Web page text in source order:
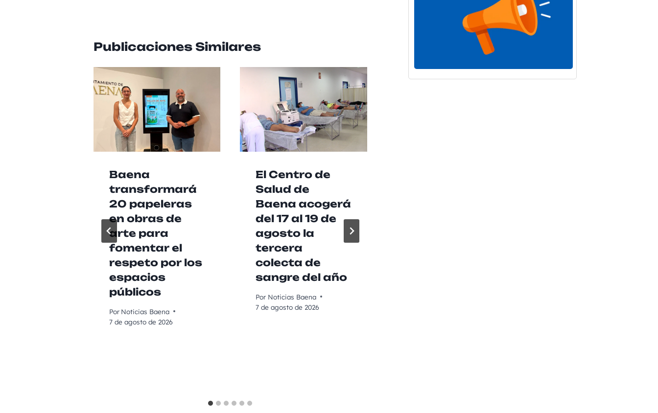
Publicaciones Similares
Baena
transformará
20 papeleras
en obras de
arte para
fomentar el
respeto por los
espacios
públicos
Por Noticias Baena
7 de agosto de 2026
El Centro de
Salud de
Baena acogerá
del 17 al 19 de
agosto la
tercera
colecta de
sangre del año
Por Noticias Baena
7 de agosto de 2026